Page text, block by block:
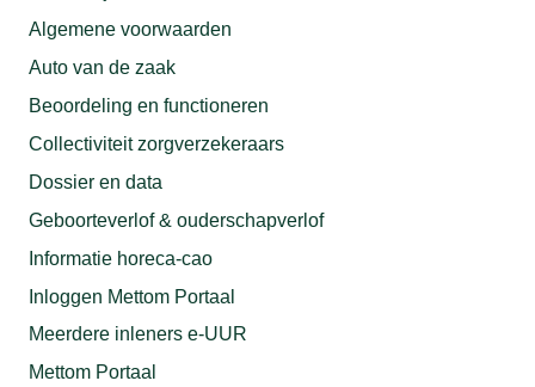
Algemene voorwaarden
Auto van de zaak
Beoordeling en functioneren
Collectiviteit zorgverzekeraars
Dossier en data
Geboorteverlof & ouderschapverlof
Informatie horeca-cao
Inloggen Mettom Portaal
Meerdere inleners e-UUR
Mettom Portaal